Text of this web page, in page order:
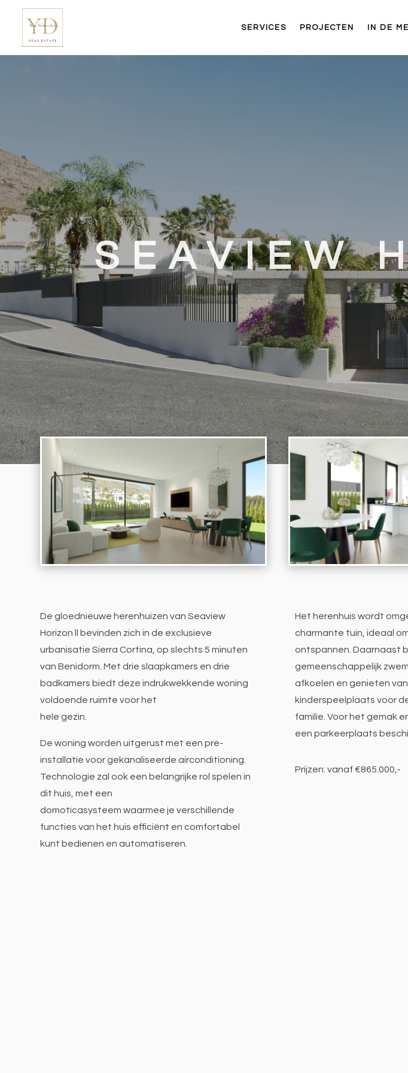
SERVICES PROJECTEN IN DE
SEAVIEW
De gloednieuwe herenhuizen van Seaview
Horizon ll bevinden zich in de exclusieve
urbanisatie Sierra Cortina, op slechts 5 minuten
van Benidorm. Met drie slaapkamers en drie
badkamers biedt deze indrukwekkende woning
voldoende ruimte voor het
hele gezin.
De woning worden uitgerust met een pre-
installatie voor gekanaliseerde airconditioning.
Technologie zal ook een belangrijke rol spelen in
dit huis, met een
domoticasysteem waarmee je verschillende
functies van het huis efficiënt en comfortabel
kunt bedienen en automatiseren.
Het herenhuis wordt
charmante tuin, ideaal
ontspannen. Daarnaast
gemeenschappelijk
afkoelen en genieten
kinderspeelplaats voor
familie. Voor het gemak
een parkeerplaats
Prijzen: vanaf €865.000,-